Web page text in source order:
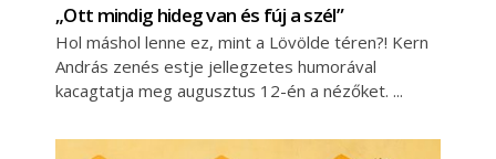
„Ott mindig hideg van és fúj a szél”
Hol máshol lenne ez, mint a Lövölde téren?! Kern
András zenés estje jellegzetes humorával
kacagtatja meg augusztus 12-én a nézőket.